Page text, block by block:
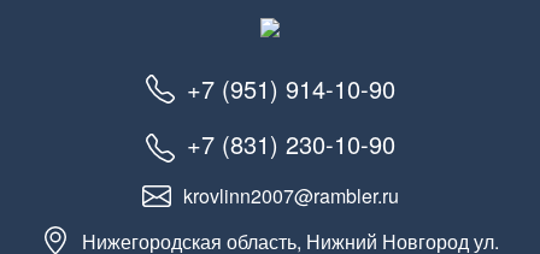
+7 (951) 914-10-90
+7 (831) 230-10-90
krovlinn2007@rambler.ru
Нижегородская область, Нижний Новгород ул.